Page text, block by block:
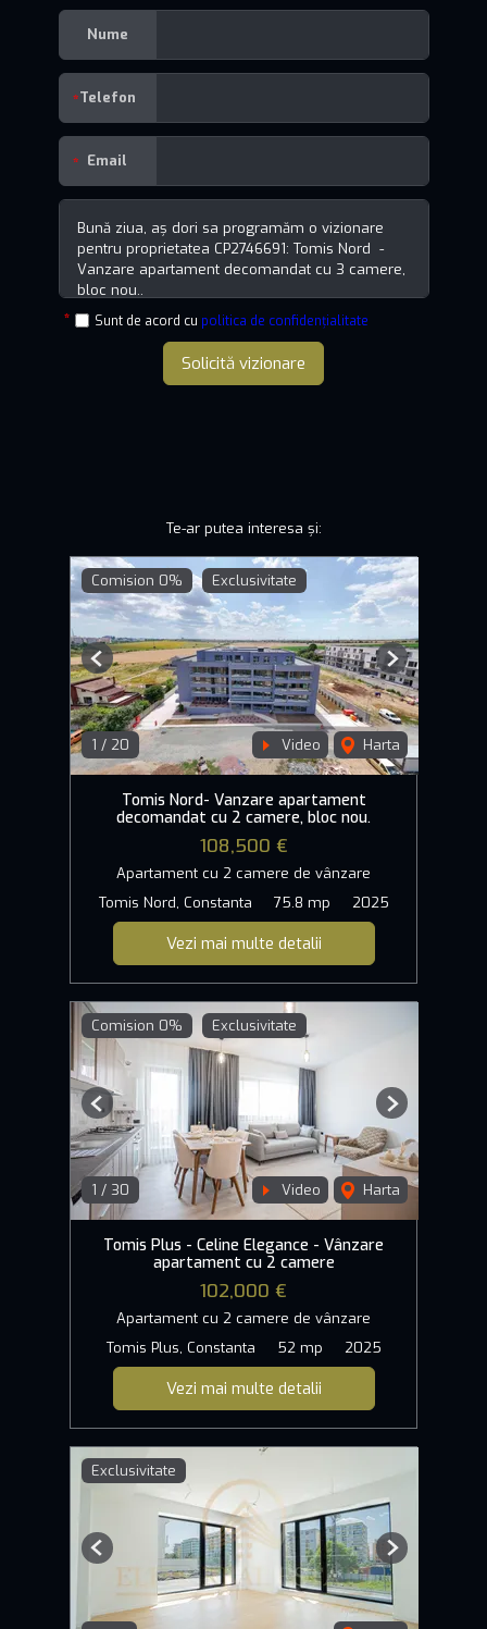
Nume
Telefon
Email
Sunt de acord cu politica de confidențialitate
Solicită vizionare
Te-ar putea interesa și:
Comision 0% Exclusivitate
1 / 20 Video Harta
Previous Next
Tomis Nord- Vanzare apartament
decomandat cu 2 camere, bloc nou.
108,500 €
Apartament cu 2 camere de vânzare
Tomis Nord, Constanta
75.8 mp 2025
Vezi mai multe detalii
Comision 0% Exclusivitate
1 / 30 Video Harta
Previous Next
Tomis Plus - Celine Elegance - Vânzare
apartament cu 2 camere
102,000 €
Apartament cu 2 camere de vânzare
Tomis Plus, Constanta
52 mp 2025
Vezi mai multe detalii
Exclusivitate
Previous Next